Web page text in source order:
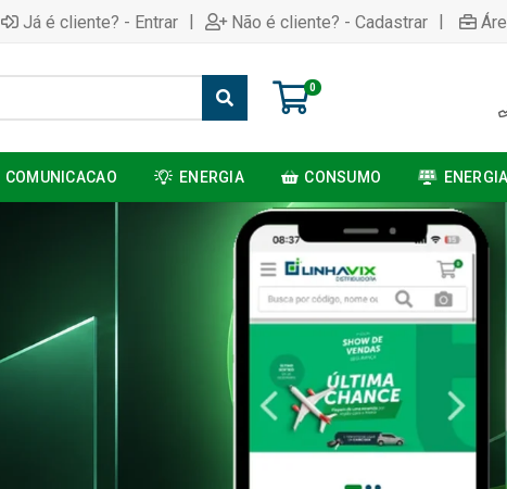
Já é cliente? - Entrar | Não é cliente? - Cadastrar |
0
COMUNICACAO ENERGIA CONSUMO